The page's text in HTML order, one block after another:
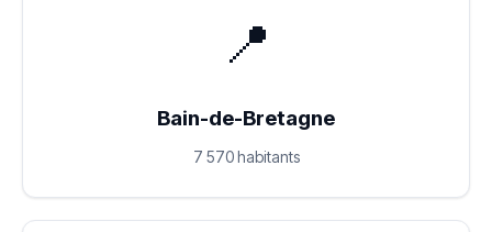
📍
Bain-de-Bretagne
7 570 habitants